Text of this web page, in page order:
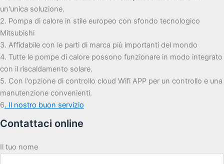
un'unica soluzione.
2. Pompa di calore in stile europeo con sfondo tecnologico
Mitsubishi
3. Affidabile con le parti di marca più importanti del mondo
4. Tutte le pompe di calore possono funzionare in modo integrato
con il riscaldamento solare.
5. Con l'opzione di controllo cloud Wifi APP per un controllo e una
manutenzione convenienti.
6. Il nostro buon servizio
Contattaci online
Il tuo nome